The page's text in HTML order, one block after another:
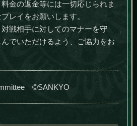
金の返金等には一切応じられま
レイをお願いします。
戦相手に対してのマナーを守
でいただけるよう、ご協力をお
©SANKYO